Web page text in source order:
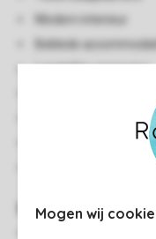
Mogen wij
Modern interieur
Beklede
Landelijke omgeving
Centrale verwarming
Enkele traptreden
Slaapkamer(s)